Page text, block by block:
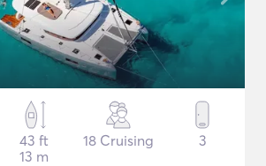
43 ft
13 m
18 Cruising 3